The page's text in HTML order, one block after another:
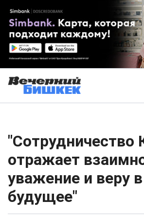
"Сотрудничество
отражает
уважение и веру
будущее"